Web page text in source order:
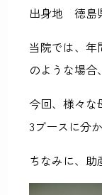
出身地 徳島
当院では、年
のような場合
今回、様々な
3ブースに分
ちなみに、